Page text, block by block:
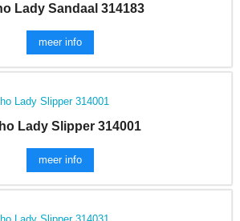
Lady Sandaal 314183
meer info
Lady Slipper 314001
meer info